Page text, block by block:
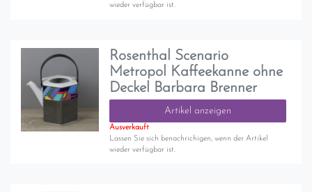
wieder verfügbar ist.
Rosenthal Scenario
Metropol Kaffeekanne ohne
Deckel Barbara Brenner
Artikel anzeigen
Ausverkauft
Lassen Sie sich benachrichigen, wenn der Artikel
wieder verfügbar ist.